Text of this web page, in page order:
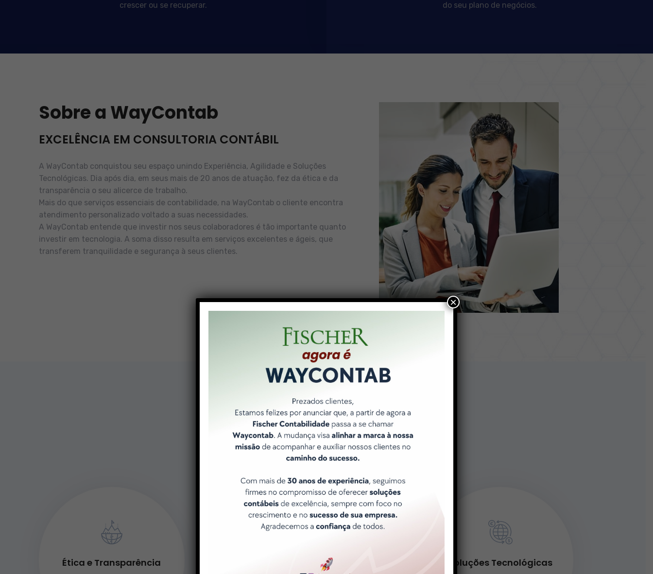
crescer ou se recuperar.
do seu plano de negócios.
Sobre a WayContab
EXCELÊNCIA EM CONSULTORIA CONTÁBIL
A WayContab conquistou seu espaço unindo Experiência, Agilidade e Soluções
Tecnológicas. Dia após dia, em seus mais de 20 anos de atuação, fez da ética e da
transparência o seu alicerce de trabalho.
Mais do que serviços essenciais de contabilidade, na WayContab o cliente encontra
atendimento personalizado voltado a suas necessidades.
A WayContab entende que investir nos seus colaboradores é tão importante quanto
investir em tecnologia. A soma disso resulta em serviços excelentes e ágeis, que
transferem tranquilidade e segurança à seus clientes.
Nossos Pilares
Nossa forma de entregar resultados é norteada por 3 pilares básicos:
Ética e Transparência Atendimento ágil e Exclusivo Soluções Tecnológicas
×